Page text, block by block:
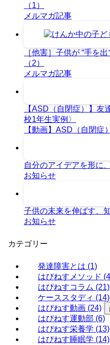
（1）
メルマガ記事
［他害］子供が “手を
（2）
メルマガ記事
【ASD（自閉症）】友
校1年生実例〉
【動画】ASD（自閉症
自分のアイデアを形に
お知らせ
子供の未来を伸ばす、
お知らせ
カテゴリー
発達障害とは (1)
はぴねすメソッド
はぴねすコラム (21)
ケーススタディ (14)
はぴねす動画 (24)
はぴねす運動部 (6)
はぴねす栄養学 (13)
はぴねす睡眠学 (14)